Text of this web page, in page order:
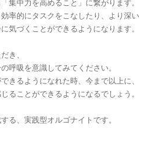
集中力を高めること」に繋がります。
率的にタスクをこなしたり、より深い
気づくことができるようになります。
き、
呼吸を意識してみてください。
きるようになれた時、今まで以上に、
ることができるようになるでしょう。
る、実践型オルゴナイトです。